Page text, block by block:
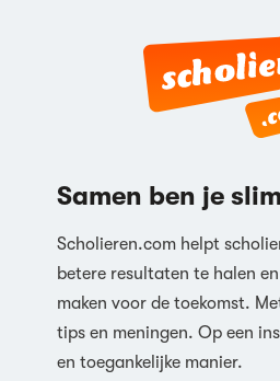
Samen ben je
Scholieren.com helpt
betere resultaten te halen
maken voor de toekomst.
tips en meningen. Op een
en toegankelijke manier.